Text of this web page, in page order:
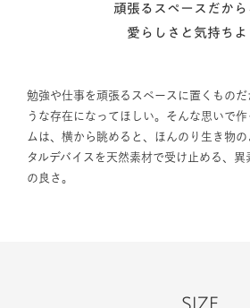
頑張るスペースだから
愛らしさと気持ちよ
勉強や仕事を頑張るスペースに置くものだ
うな存在になってほしい。そんな思いで
ムは、横から眺めると、ほんのり生き物
タルデバイスを天然素材で受け止める、異
の良さ。
SIZE